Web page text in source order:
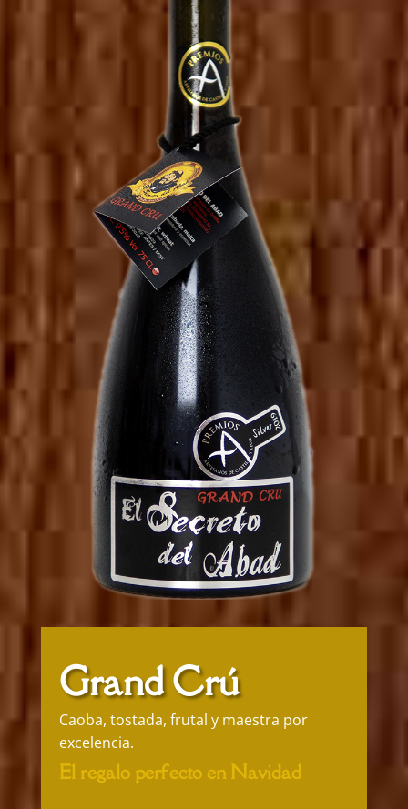
Grand Crú
Caoba, tostada, frutal y maestra por
excelencia.
El regalo perfecto en Navidad